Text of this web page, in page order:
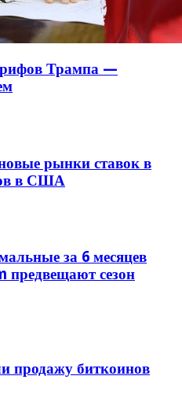
Трампа —
рынки ставок в
в США
за 6 месяцев
предвещают сезон
продажу биткоинов